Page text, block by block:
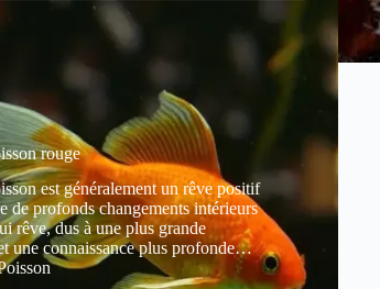
rouge
est généralement un rêve positif
de profonds changements intérieurs
rêve, dus à une plus grande
une connaissance plus profonde…